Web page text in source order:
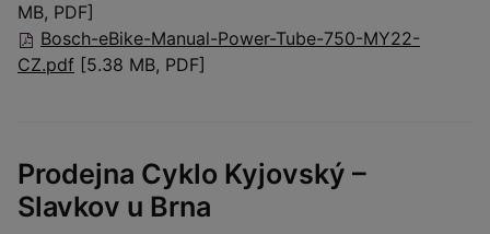
MB, PDF]
Bosch-eBike-Manual-Power-Tube-750-MY22-
CZ.pdf [5.38 MB, PDF]
Prodejna Cyklo Kyjovský –
Slavkov u Brna